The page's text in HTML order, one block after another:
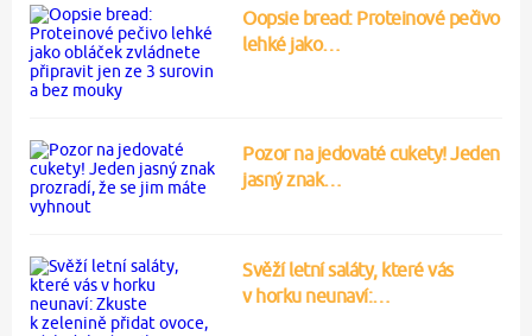
Oopsie bread: Proteinové pečivo
lehké jako…
Pozor na jedovaté cukety! Jeden
jasný znak…
Svěží letní saláty, které vás
v horku neunaví:…